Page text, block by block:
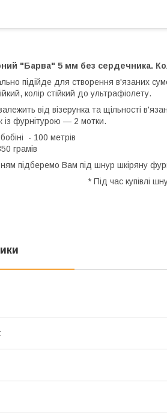
"Барва" 5 мм без сердечника.
підійде для створення в'язаних
колір стійкий до ультрафіолету.
від візерунка та щільності
із фурнітурою — 2 мотки.
- 100 метрів
грамів
підберемо Вам під шнур шкіряну
* Під час купівлі